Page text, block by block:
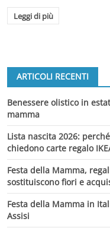
Leggi di più
ARTICOLI RECENTI
Benessere olistico in
mamma
Lista nascita 2026:
chiedono carte regalo
Festa della Mamma,
sostituiscono fiori e
Festa della Mamma in
Assisi